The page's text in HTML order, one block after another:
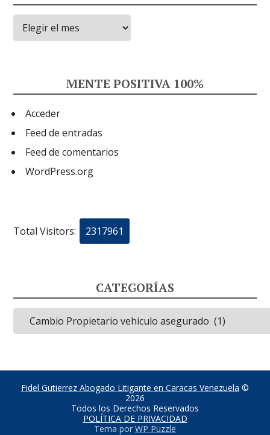
Archivos
MENTE POSITIVA 100%
Acceder
Feed de entradas
Feed de comentarios
WordPress.org
Total Visitors: 2317961
CATEGORÍAS
Categorías
Fidel Gutierrez Abogado Litigante en Caracas Venezuela ©
2026
Todos los Derechos Reservados
POLÍTICA DE PRIVACIDAD
Tema por WP Puzzle